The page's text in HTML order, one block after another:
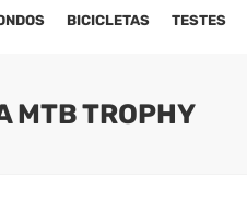
BICICLETAS TESTES
MTB TROPHY